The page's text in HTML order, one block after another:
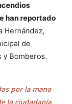
han reportado
Hernández,
de
y Bomberos.
por la mano
la ciudadanía